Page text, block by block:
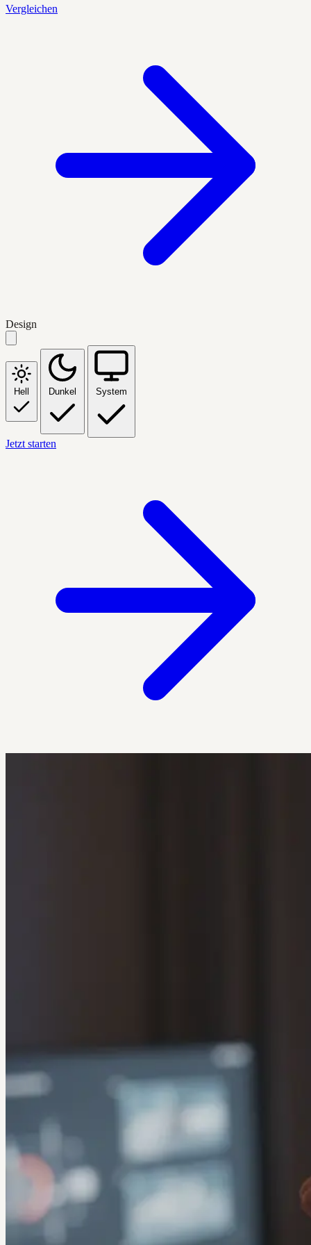
Vergleichen
Design
Hell Dunkel System
Jetzt starten